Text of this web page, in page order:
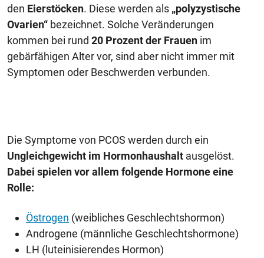
den Eierstöcken. Diese werden als „polyzystische
Ovarien“ bezeichnet. Solche Veränderungen
kommen bei rund 20 Prozent der Frauen im
gebärfähigen Alter vor, sind aber nicht immer mit
Symptomen oder Beschwerden verbunden.
Die Symptome von PCOS werden durch ein
Ungleichgewicht im Hormonhaushalt ausgelöst.
Dabei spielen vor allem folgende Hormone eine
Rolle:
Östrogen (weibliches Geschlechtshormon)
Androgene (männliche Geschlechtshormone)
LH (luteinisierendes Hormon)